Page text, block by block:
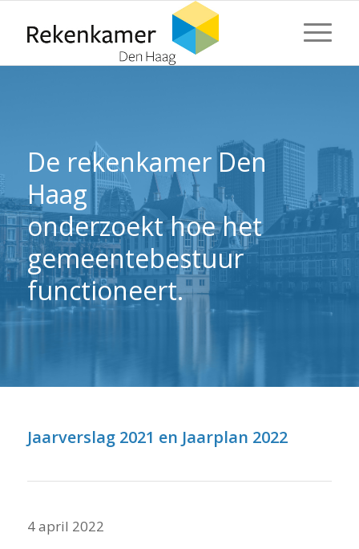
⬇ Blok overslaan
De rekenkamer Den
Haag
onderzoekt hoe het
gemeentebestuur
functioneert.
Jaarverslag 2021 en Jaarplan 2022
4 april 2022